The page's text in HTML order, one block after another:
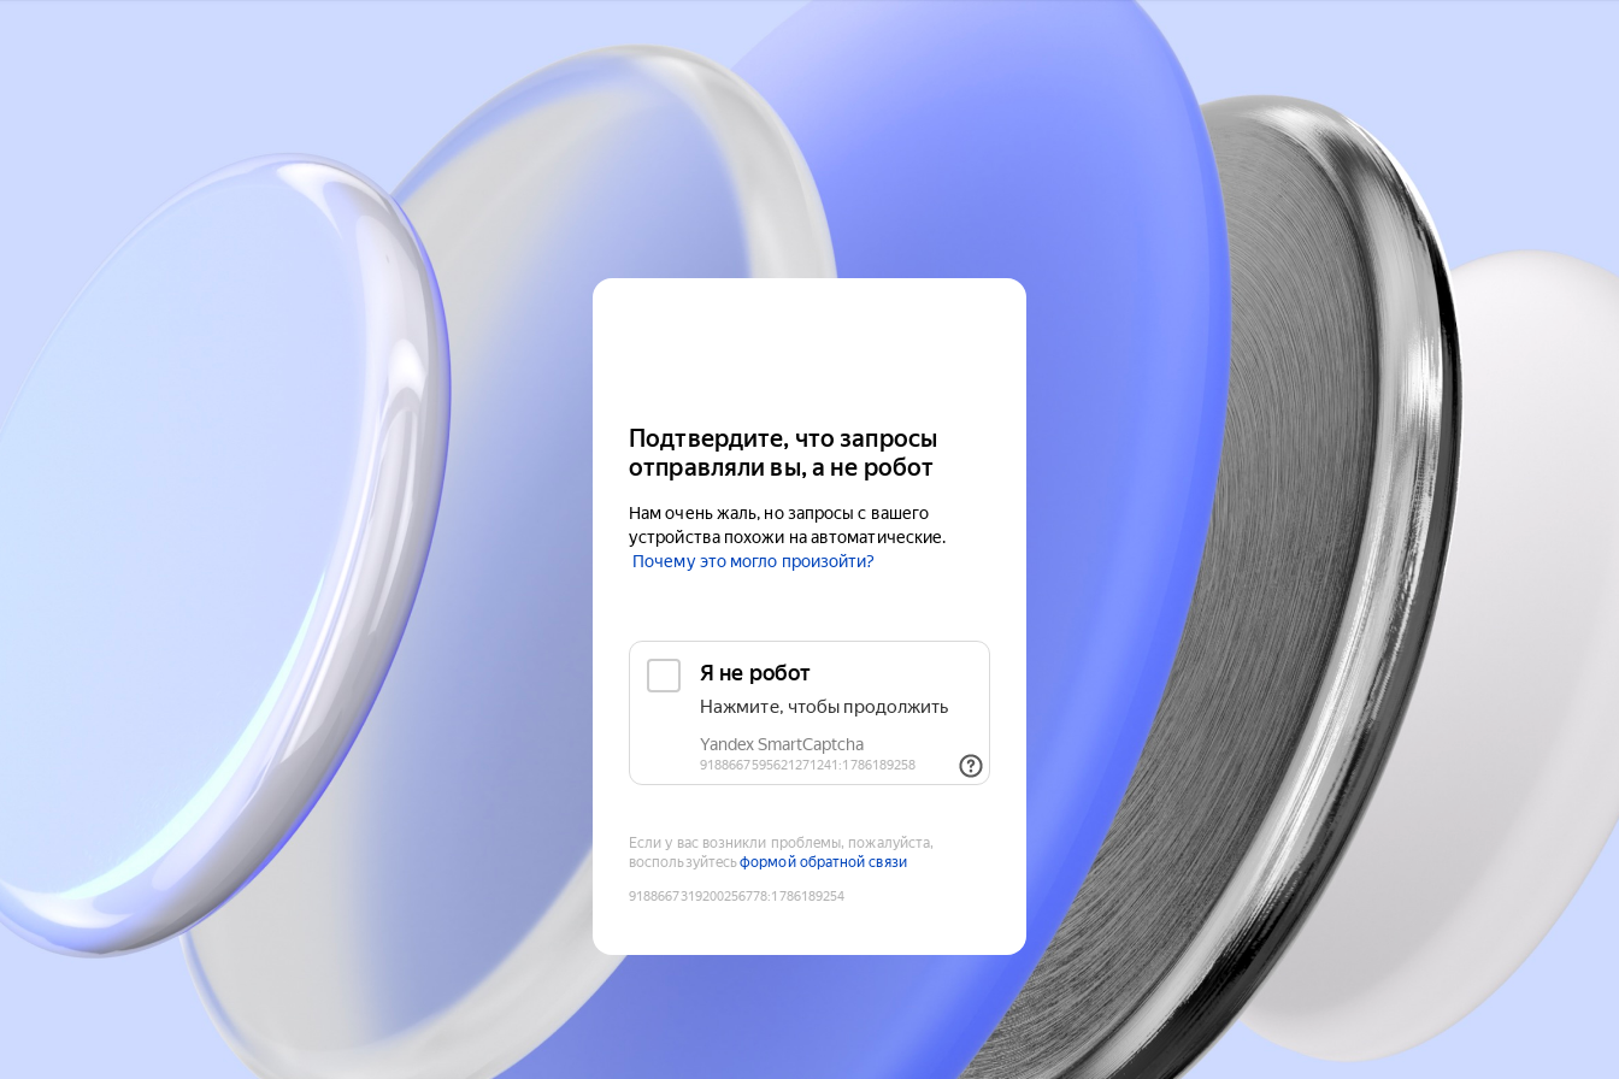
Подтвердите, что запросы
отправляли вы, а не робот
Нам очень жаль, но запросы с вашего
устройства похожи на автоматические.
Почему это могло произойти?
Если у вас возникли проблемы, пожалуйста,
воспользуйтесьформой обратной связи
9188667319200256778:1786189254